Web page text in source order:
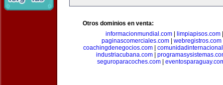
Otros dominios en venta:
informacionmundial.com| limpiapisos.com
paginascomerciales.com| webregistros.com
coachingdenegocios.com
industriacubana.com
seguroparacoches.com|